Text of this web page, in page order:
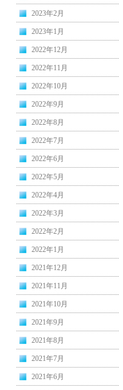
2023年2月
2023年1月
2022年12月
2022年11月
2022年10月
2022年9月
2022年8月
2022年7月
2022年6月
2022年5月
2022年4月
2022年3月
2022年2月
2022年1月
2021年12月
2021年11月
2021年10月
2021年9月
2021年8月
2021年7月
2021年6月